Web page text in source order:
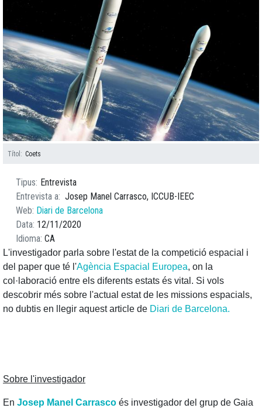
Títol Coets
Tipus Entrevista
Entrevista a Josep Manel Carrasco, ICCUB-IEEC
Web Diari de Barcelona
Data 12/11/2020
Idioma CA
L'investigador parla sobre l'estat de la competició espacial i
del paper que té l'Agència Espacial Europea, on la
col·laboració entre els diferents estats és vital. Si vols
descobrir més sobre l'actual estat de les missions espacials,
no dubtis en llegir aquest article de Diari de Barcelona.
Sobre l'investigador
En Josep Manel Carrasco és investigador del grup de Gaia